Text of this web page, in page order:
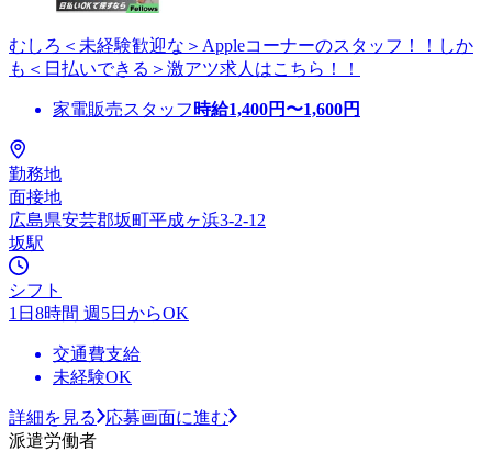
むしろ＜未経験歓迎な＞Appleコーナーのスタッフ！！しか
も＜日払いできる＞激アツ求人はこちら！！
家電販売スタッフ 時給1,400円〜1,600円
勤務地
面接地
広島県安芸郡坂町平成ヶ浜3-2-12
坂駅
シフト
1日8時間 週5日からOK
交通費支給
未経験OK
詳細を見る
応募画面に進む
派遣労働者